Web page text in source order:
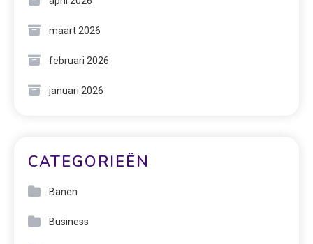
maart 2026
februari 2026
januari 2026
CATEGORIEËN
Banen
Business